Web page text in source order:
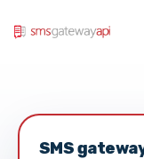
SMS